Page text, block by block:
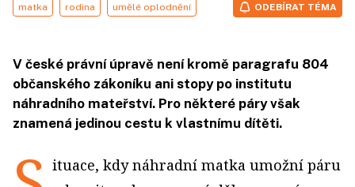
matka rodina umělé oplodnění ODEBÍRAT TÉMA
V české právní úpravě není kromě paragrafu 804
občanského zákoníku ani stopy po institutu
náhradního mateřství. Pro některé páry však
znamená jedinou cestu k vlastnímu dítěti.
ituace, kdy náhradní matka umožní páru